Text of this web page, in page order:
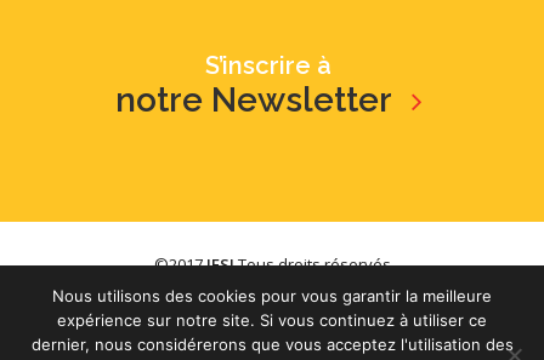
S’inscrire à
notre Newsletter
©2017IFSITous droits réservés
/YouTube/ Issuu
Nous utilisons des cookies pour vous garantir la meilleure
expérience sur notre site. Si vous continuez à utiliser ce
dernier, nous considérerons que vous acceptez l'utilisation des